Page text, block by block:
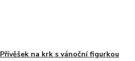
Přívěšek na krk s vánoční figurkou